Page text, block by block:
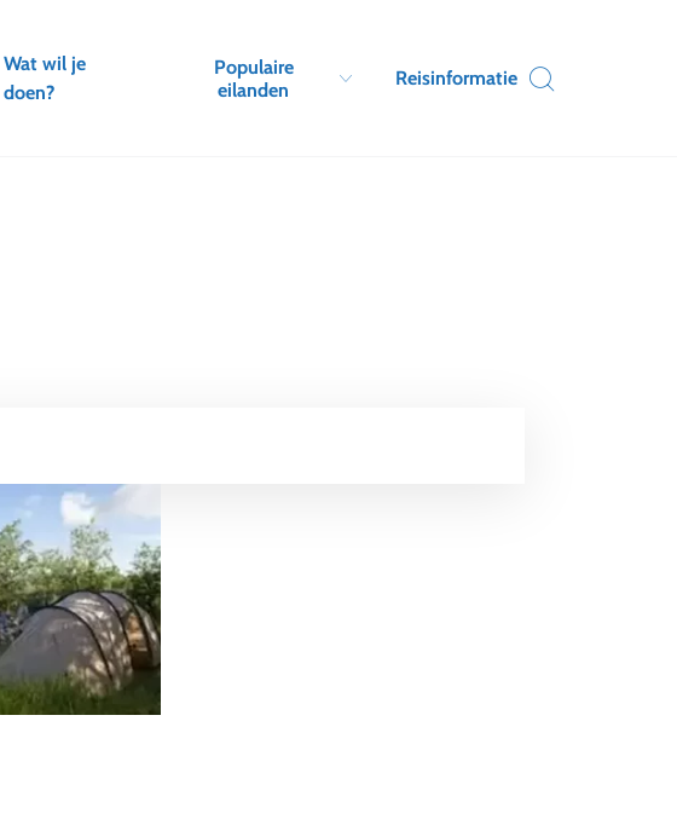
Wat wil je
doen?
Populaire
eilanden
Reisinformatie